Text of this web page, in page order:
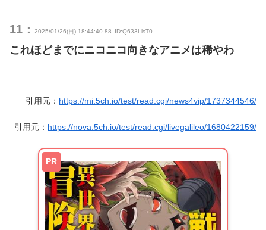
11： 2025/01/26(日) 18:44:40.88 ID:Q633LlsT0
これほどまでにニコニコ向きなアニメは稀やわ
引用元： https://mi.5ch.io/test/read.cgi/news4vip/1737344546/
引用元： https://nova.5ch.io/test/read.cgi/livegalileo/1680422159/
PR